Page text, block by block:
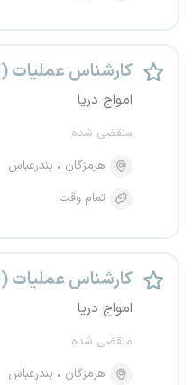
کارشناس عملیات
امواج دریا
منقضی شده
هرمزگان
بندرعباس
تمام وقت
کارشناس عملیات
امواج دریا
منقضی شده
هرمزگان
بندرعباس